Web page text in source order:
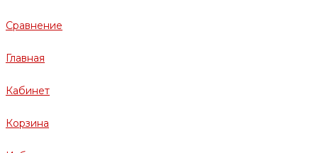
Сравнение
Главная
Кабинет
Корзина